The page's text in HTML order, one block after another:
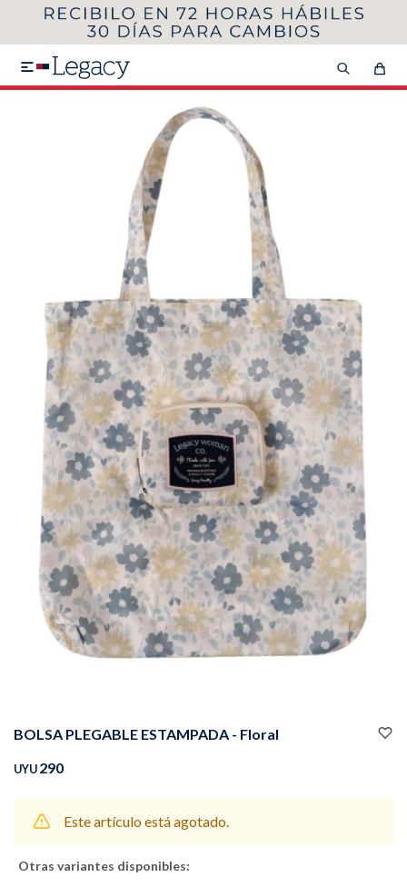

BOLSA PLEGABLE ESTAMPADA - Floral
UYU290
Este artículo está agotado.
Otras variantes disponibles:
MI CUENTA
VER COLECCIÓN DE HOMBRE
SEGUNDA 50%
Remeras Camisas
Buzos Pantalones
Camperas Chalecos
Canguros Jeans
Shorts